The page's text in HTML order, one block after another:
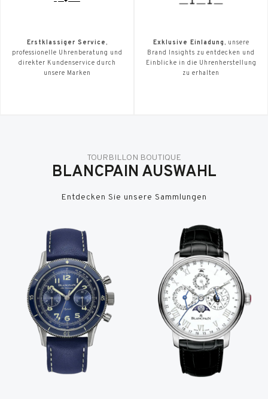
Erstklassiger Service,
professionelle Uhrenberatung und
direkter Kundenservice durch
unsere Marken
Exklusive Einladung, unsere
Brand Insights zu entdecken und
Einblicke in die Uhrenherstellung
zu erhalten
TOURBILLON BOUTIQUE
BLANCPAIN AUSWAHL
Entdecken Sie unsere Sammlungen